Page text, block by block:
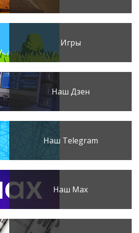
Игры
Наш Дзен
Наш Telegram
Наш Max